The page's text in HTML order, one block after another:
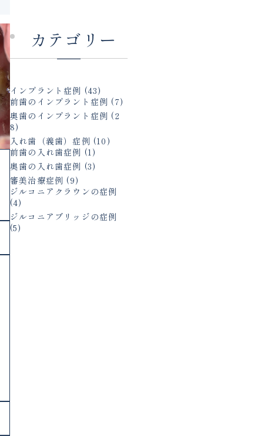
カテゴリー
インプラント症例 (43)
前歯のインプラント症例 (7)
奥歯のインプラント症例 (2
8)
入れ歯（義歯）症例 (10)
前歯の入れ歯症例 (1)
奥歯の入れ歯症例 (3)
審美治療症例 (9)
ジルコニアクラウンの症例
(4)
ジルコニアブリッジの症例
(5)